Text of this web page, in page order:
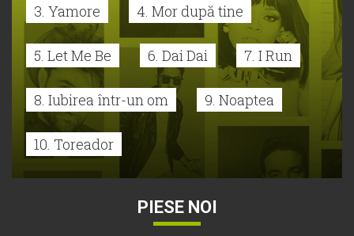
3. Yamore 4. Mor după tine
5. Let Me Be 6. Dai Dai 7. I Run
8. Iubirea într-un om 9. Noaptea
10. Toreador
PIESE NOI